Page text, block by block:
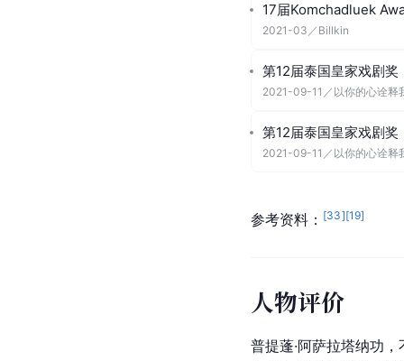
17届Komchadluek
2021-03 ／ Billkin
第12届泰国皇家戏剧奖
2021-09-11 ／ 以你的心诠释
第12届泰国皇家戏剧奖
2021-09-11 ／ 以你的心诠释
参考资料： [33][19]
人物评价
普提蓬·阿萨拉塔纳功